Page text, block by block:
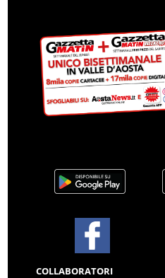
COLLABORATORI